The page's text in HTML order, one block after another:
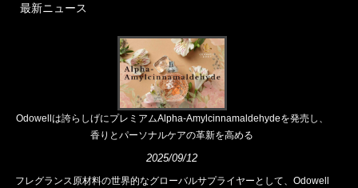
最新ニュース
Odowellは誇らしげにプレミアムAlpha-Amylcinnamaldehydeを発売し、
香りとパーソナルケアの革新を高める
2025/09/12
フレグランス原材料の世界的なグローバルサプライヤーとして、Odowell